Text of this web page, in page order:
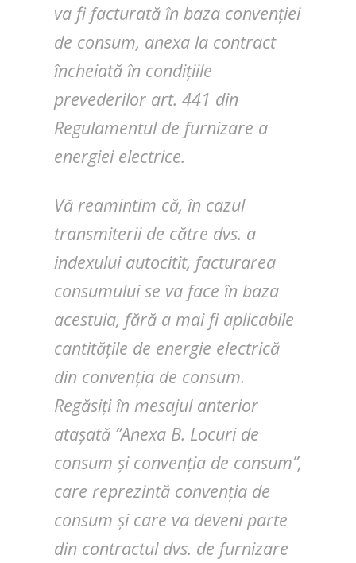
va fi facturată în baza convenției
de consum, anexa la contract
încheiată în condițiile
prevederilor art. 441 din
Regulamentul de furnizare a
energiei electrice.
Vă reamintim că, în cazul
transmiterii de către dvs. a
indexului autocitit, facturarea
consumului se va face în baza
acestuia, fără a mai fi aplicabile
cantitățile de energie electrică
din convenția de consum.
Regăsiți în mesajul anterior
atașată ”Anexa B. Locuri de
consum și convenția de consum”,
care reprezintă convenția de
consum și care va deveni parte
din contractul dvs. de furnizare